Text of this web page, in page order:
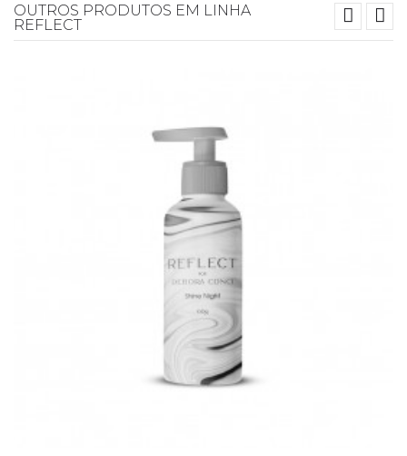
OUTROS PRODUTOS EM LINHA
REFLECT